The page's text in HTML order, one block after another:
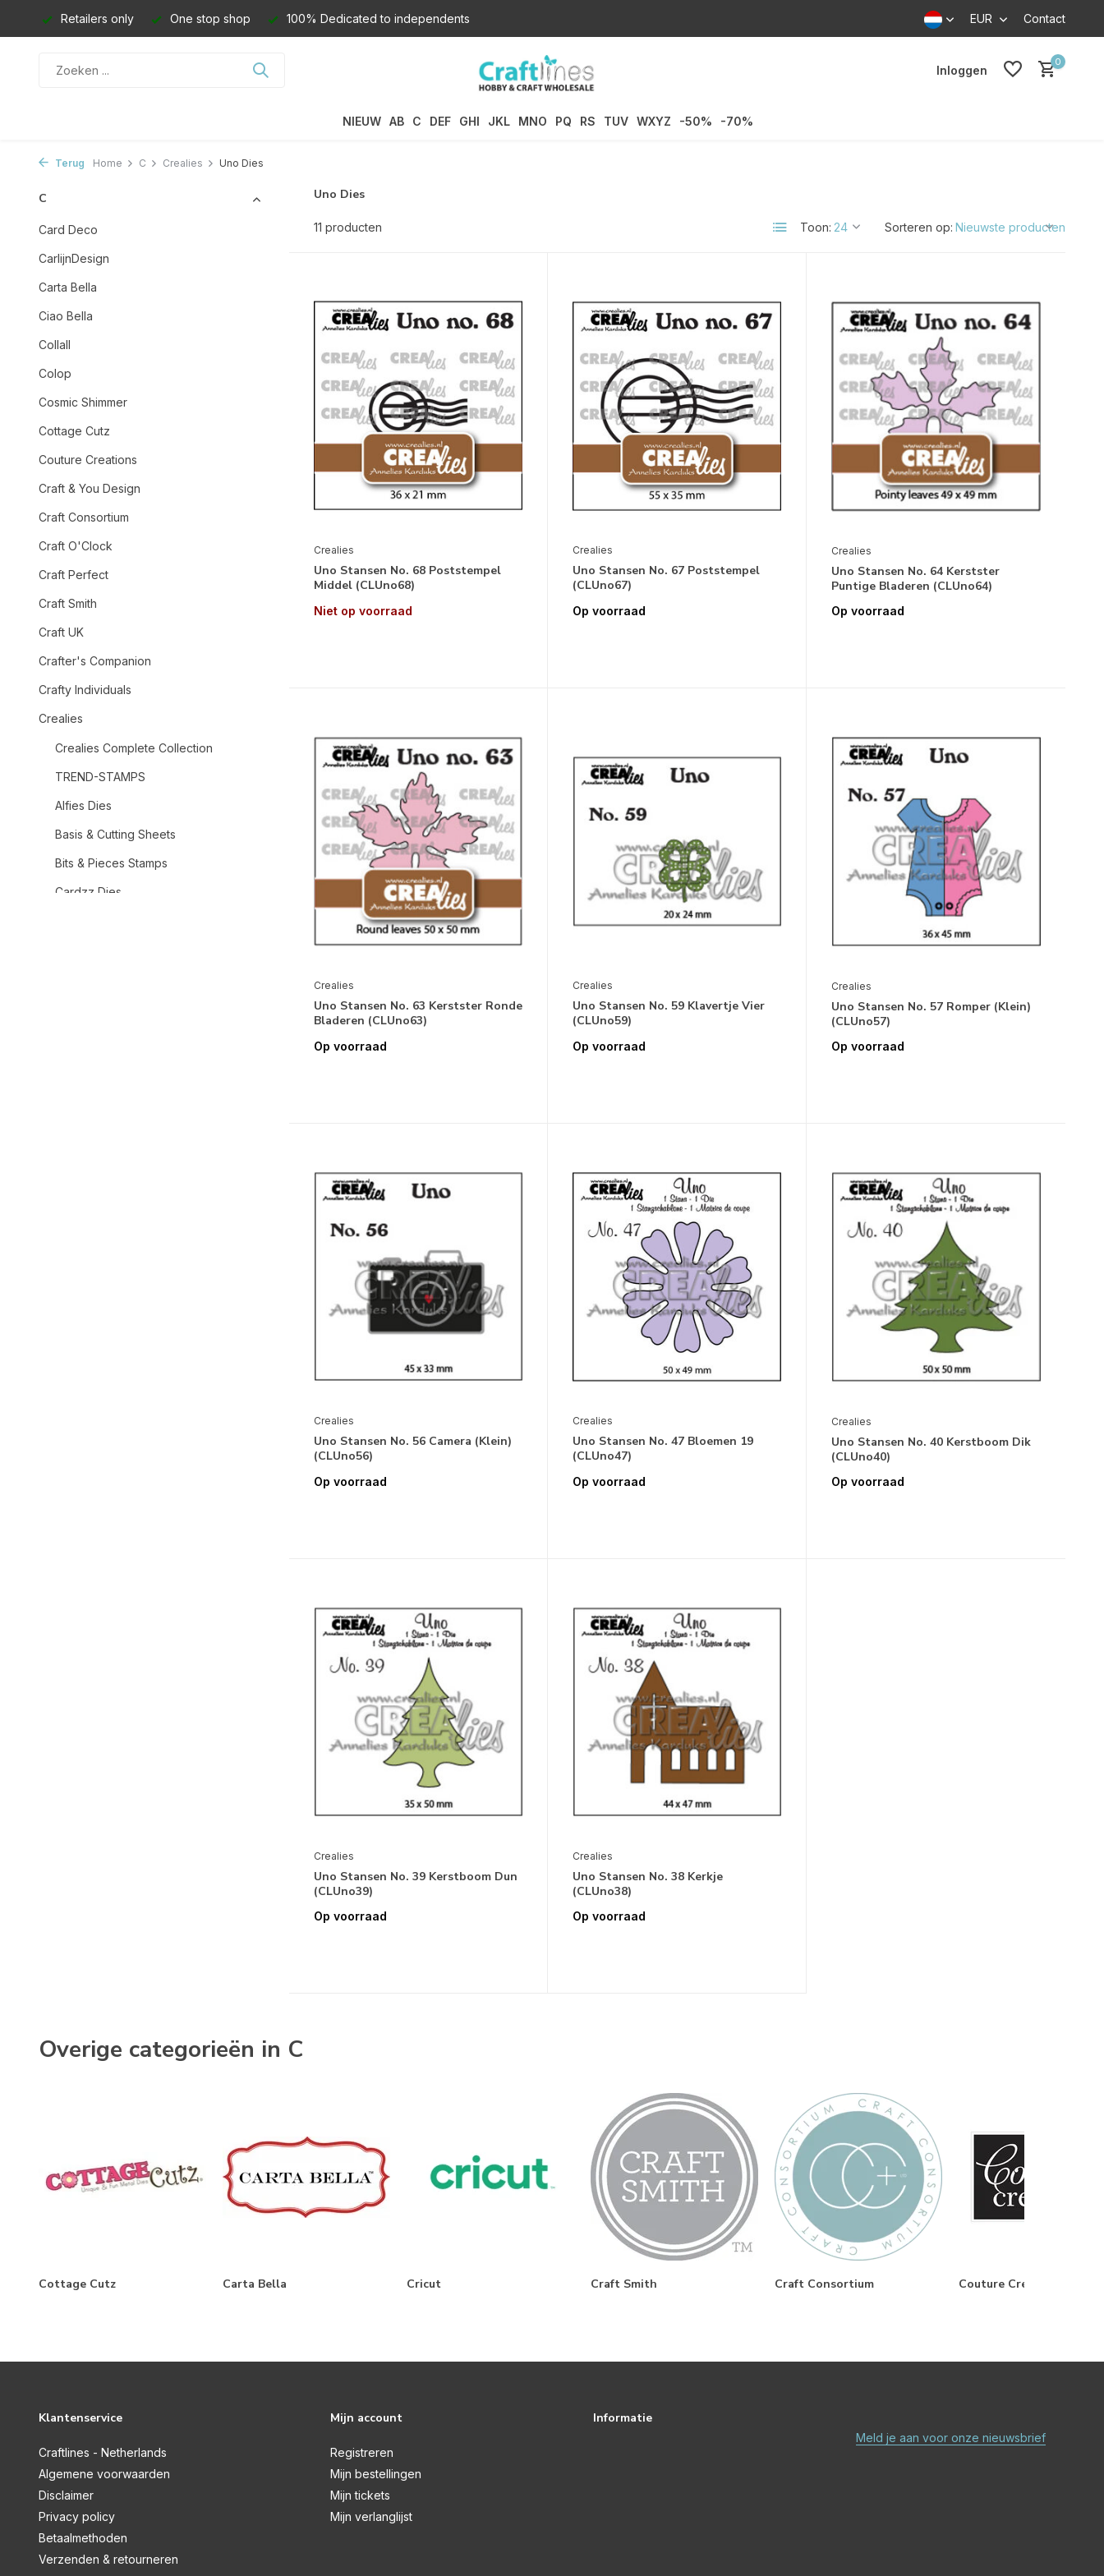
Retailers only One stop shop 100% Dedicated to independents EUR Contact
Inloggen
0
NIEUW AB C DEF GHI JKL MNO PQ RS TUV WXYZ -50% -70%
Terug Home C Crealies Uno Dies
C
Card Deco
CarlijnDesign
Carta Bella
Ciao Bella
Collall
Colop
Cosmic Shimmer
Cottage Cutz
Couture Creations
Craft & You Design
Craft Consortium
Craft O'Clock
Craft Perfect
Craft Smith
Craft UK
Crafter's Companion
Crafty Individuals
Crealies
Crealies Complete Collection
TREND-STAMPS
Alfies Dies
Basis & Cutting Sheets
Bits & Pieces Stamps
Cardzz Dies
Feestdagen
Flora (6)
Reizen(2)
Uno Dies
11 producten Toon: Sorteren op:
Crealies
Uno Stansen No. 68 Poststempel
Middel (CLUno68)
Niet op voorraad
Crealies
Uno Stansen No. 67 Poststempel
(CLUno67)
Op voorraad
Crealies
Uno Stansen No. 64 Kerstster
Puntige Bladeren (CLUno64)
Op voorraad
Crealies
Uno Stansen No. 63 Kerstster Ronde
Bladeren (CLUno63)
Op voorraad
Crealies
Uno Stansen No. 59 Klavertje Vier
(CLUno59)
Op voorraad
Crealies
Uno Stansen No. 57 Romper (Klein)
(CLUno57)
Op voorraad
Crealies
Uno Stansen No. 56 Camera (Klein)
(CLUno56)
Op voorraad
Crealies
Uno Stansen No. 47 Bloemen 19
(CLUno47)
Op voorraad
Crealies
Uno Stansen No. 40 Kerstboom Dik
(CLUno40)
Op voorraad
Crealies
Uno Stansen No. 39 Kerstboom Dun
(CLUno39)
Op voorraad
Crealies
Uno Stansen No. 38 Kerkje
(CLUno38)
Op voorraad
Overige categorieën in C
Cottage Cutz Carta Bella Cricut Craft Smith Craft Consortium Couture Creations
Klantenservice
Craftlines - Netherlands
Algemene voorwaarden
Disclaimer
Privacy policy
Betaalmethoden
Verzenden & retourneren
Mijn account
Registreren
Mijn bestellingen
Mijn tickets
Mijn verlanglijst
Informatie
Meld je aan voor onze nieuwsbrief